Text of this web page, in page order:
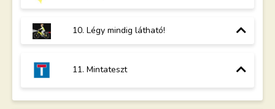
10. Légy mindig látható!
11. Mintateszt